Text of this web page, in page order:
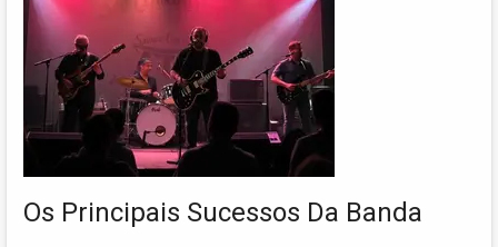
Os Principais Sucessos Da Banda